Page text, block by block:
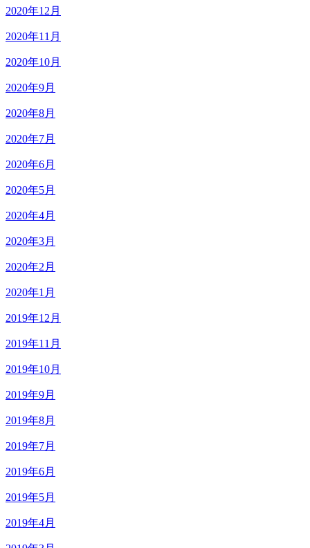
2020年12月
2020年11月
2020年10月
2020年9月
2020年8月
2020年7月
2020年6月
2020年5月
2020年4月
2020年3月
2020年2月
2020年1月
2019年12月
2019年11月
2019年10月
2019年9月
2019年8月
2019年7月
2019年6月
2019年5月
2019年4月